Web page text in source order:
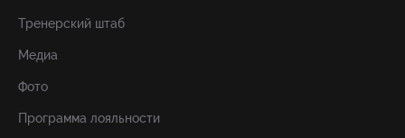
Тренерский штаб
Медиа
Фото
Программа лояльности